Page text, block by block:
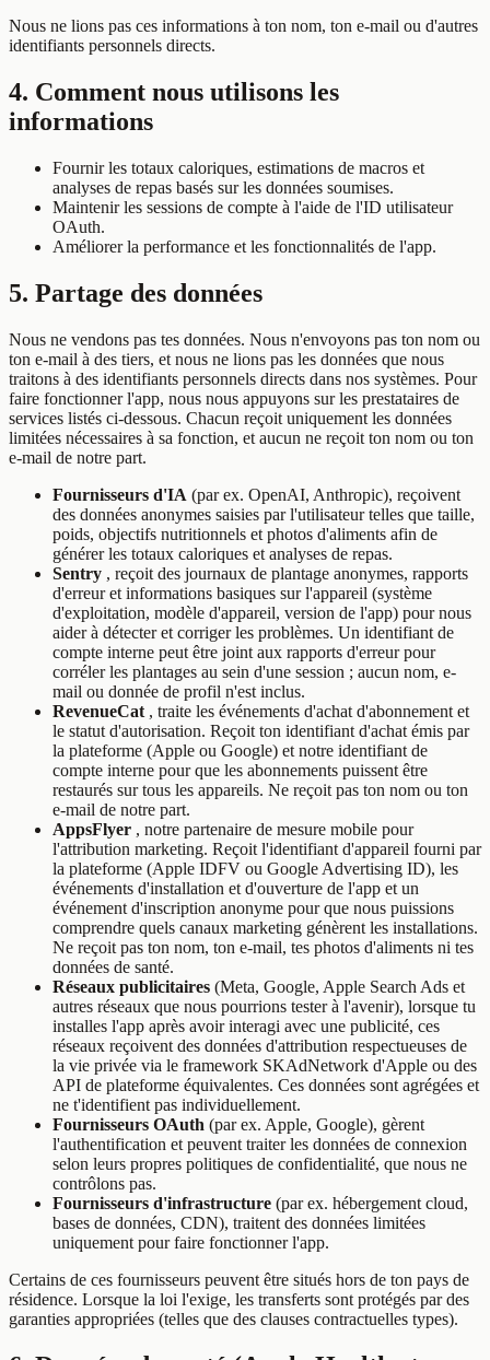
Nous ne lions pas ces informations à ton nom, ton e-mail ou d'autres
identifiants personnels directs.
4. Comment nous utilisons les
informations
Fournir les totaux caloriques, estimations de macros et
analyses de repas basés sur les données soumises.
Maintenir les sessions de compte à l'aide de l'ID utilisateur
OAuth.
Améliorer la performance et les fonctionnalités de l'app.
5. Partage des données
Nous ne vendons pas tes données. Nous n'envoyons pas ton nom ou
ton e-mail à des tiers, et nous ne lions pas les données que nous
traitons à des identifiants personnels directs dans nos systèmes. Pour
faire fonctionner l'app, nous nous appuyons sur les prestataires de
services listés ci-dessous. Chacun reçoit uniquement les données
limitées nécessaires à sa fonction, et aucun ne reçoit ton nom ou ton
e-mail de notre part.
Fournisseurs d'IA (par ex. OpenAI, Anthropic), reçoivent
des données anonymes saisies par l'utilisateur telles que taille,
poids, objectifs nutritionnels et photos d'aliments afin de
générer les totaux caloriques et analyses de repas.
Sentry , reçoit des journaux de plantage anonymes, rapports
d'erreur et informations basiques sur l'appareil (système
d'exploitation, modèle d'appareil, version de l'app) pour nous
aider à détecter et corriger les problèmes. Un identifiant de
compte interne peut être joint aux rapports d'erreur pour
corréler les plantages au sein d'une session ; aucun nom, e-
mail ou donnée de profil n'est inclus.
RevenueCat , traite les événements d'achat d'abonnement et
le statut d'autorisation. Reçoit ton identifiant d'achat émis par
la plateforme (Apple ou Google) et notre identifiant de
compte interne pour que les abonnements puissent être
restaurés sur tous les appareils. Ne reçoit pas ton nom ou ton
e-mail de notre part.
AppsFlyer , notre partenaire de mesure mobile pour
l'attribution marketing. Reçoit l'identifiant d'appareil fourni par
la plateforme (Apple IDFV ou Google Advertising ID), les
événements d'installation et d'ouverture de l'app et un
événement d'inscription anonyme pour que nous puissions
comprendre quels canaux marketing génèrent les installations.
Ne reçoit pas ton nom, ton e-mail, tes photos d'aliments ni tes
données de santé.
Réseaux publicitaires (Meta, Google, Apple Search Ads et
autres réseaux que nous pourrions tester à l'avenir), lorsque tu
installes l'app après avoir interagi avec une publicité, ces
réseaux reçoivent des données d'attribution respectueuses de
la vie privée via le framework SKAdNetwork d'Apple ou des
API de plateforme équivalentes. Ces données sont agrégées et
ne t'identifient pas individuellement.
Fournisseurs OAuth (par ex. Apple, Google), gèrent
l'authentification et peuvent traiter les données de connexion
selon leurs propres politiques de confidentialité, que nous ne
contrôlons pas.
Fournisseurs d'infrastructure (par ex. hébergement cloud,
bases de données, CDN), traitent des données limitées
uniquement pour faire fonctionner l'app.
Certains de ces fournisseurs peuvent être situés hors de ton pays de
résidence. Lorsque la loi l'exige, les transferts sont protégés par des
garanties appropriées (telles que des clauses contractuelles types).